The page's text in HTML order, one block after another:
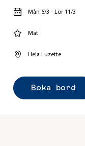
Mån 6/3 - Lör 11/3
Mat
Hela Luzette
Boka bord